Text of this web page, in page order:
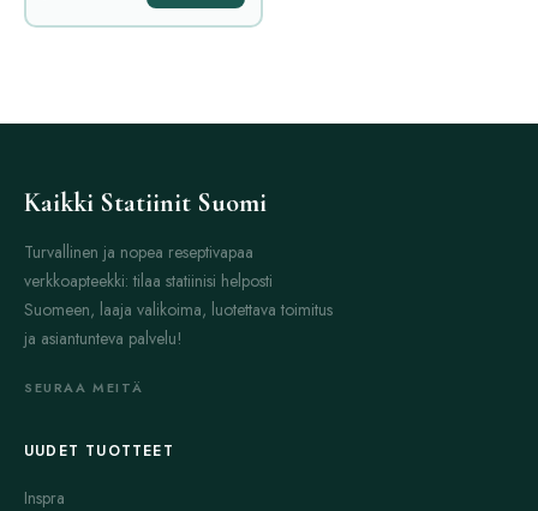
Kaikki Statiinit Suomi
Turvallinen ja nopea reseptivapaa
verkkoapteekki: tilaa statiinisi helposti
Suomeen, laaja valikoima, luotettava toimitus
ja asiantunteva palvelu!
SEURAA MEITÄ
UUDET TUOTTEET
Inspra